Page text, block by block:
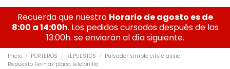
Recuerda que nuestro Horario de agosto es de
8:00 a 14:00h. Los pedidos cursados después de las
13:00h. se enviarán al día siguiente.
Inicio PORTEROS REPUESTOS
Pulsador simple city classic.
Repuesto Fermax placa telefonillo